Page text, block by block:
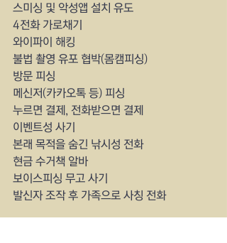
스미싱 및 악성앱 설치 유도
4전화 가로채기
와이파이 해킹
불법 촬영 유포 협박(몸캠피싱)
방문 피싱
메신저(카카오톡 등) 피싱
누르면 결제, 전화받으면 결제
이벤트성 사기
본래 목적을 숨긴 낚시성 전화
현금 수거책 알바
보이스피싱 무고 사기
발신자 조작 후 가족으로 사칭 전화